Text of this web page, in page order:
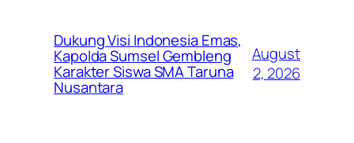
Dukung Visi Indonesia Emas,
Kapolda Sumsel Gembleng
Karakter Siswa SMA Taruna
Nusantara
August
2, 2026